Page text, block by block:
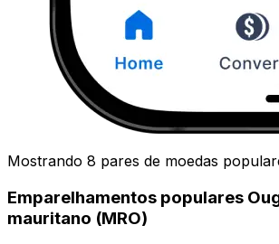
Mostrando 8 pares de moedas
Emparelhamentos populares
mauritano (MRO)